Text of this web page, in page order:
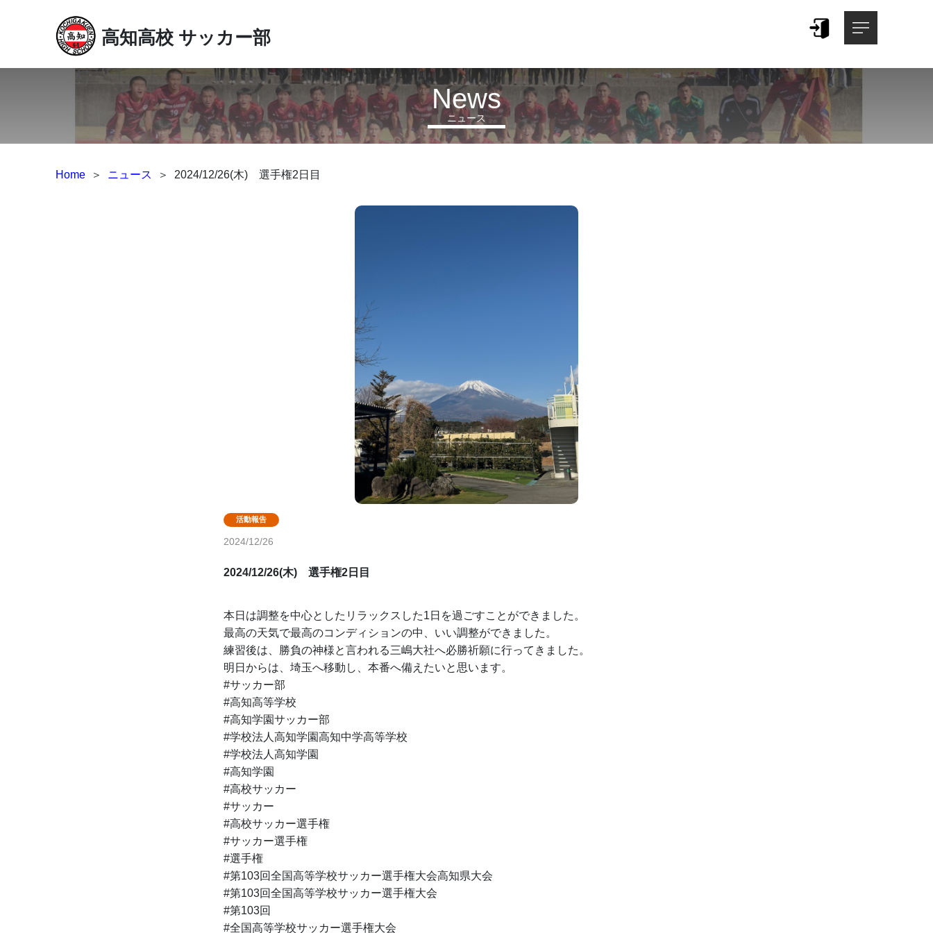
高知高校 サッカー部
ニュース
News
Home ＞ ニュース ＞ 2024/12/26(木) 選手権2日目
2024/12/26
2024/12/26(木)　選手権2日目
本日は調整を中心としたリラックスした1日を過ごすことができました。
最高の天気で最高のコンディションの中、いい調整ができました。
練習後は、勝負の神様と言われる三嶋大社へ必勝祈願に行ってきました。
明日からは、埼玉へ移動し、本番へ備えたいと思います。
#サッカー部
#高知高等学校
#高知学園サッカー部
#学校法人高知学園高知中学高等学校
#学校法人高知学園
#高知学園
#高校サッカー
#サッカー
#高校サッカー選手権
#サッカー選手権
#選手権
#第103回全国高等学校サッカー選手権大会高知県大会
#第103回全国高等学校サッカー選手権大会
#第103回
#全国高等学校サッカー選手権大会